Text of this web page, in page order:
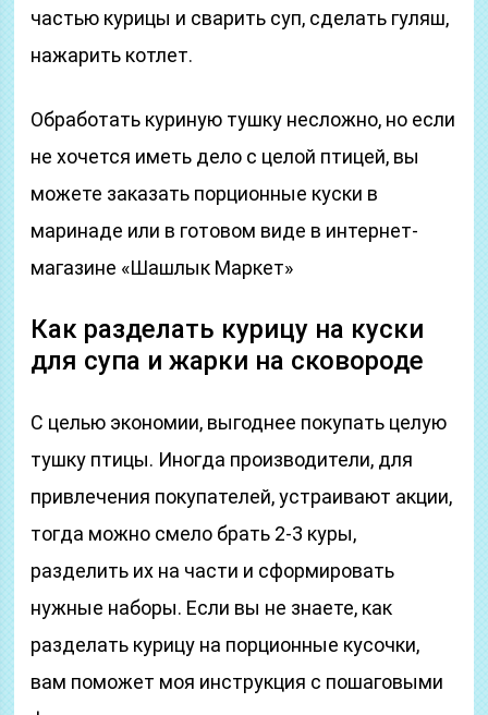
частью курицы и сварить суп, сделать гуляш,
нажарить котлет.
Обработать куриную тушку несложно, но если
не хочется иметь дело с целой птицей, вы
можете заказать порционные куски в
маринаде или в готовом виде в интернет-
магазине «Шашлык Маркет»
Как разделать курицу на куски
для супа и жарки на сковороде
С целью экономии, выгоднее покупать целую
тушку птицы. Иногда производители, для
привлечения покупателей, устраивают акции,
тогда можно смело брать 2-3 куры,
разделить их на части и сформировать
нужные наборы. Если вы не знаете, как
разделать курицу на порционные кусочки,
вам поможет моя инструкция с пошаговыми